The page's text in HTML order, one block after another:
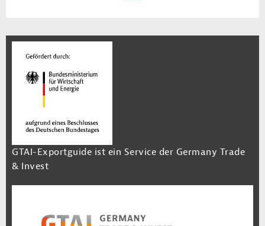
GTAI-Exportguide ist ein Service der Germany Trade
& Invest